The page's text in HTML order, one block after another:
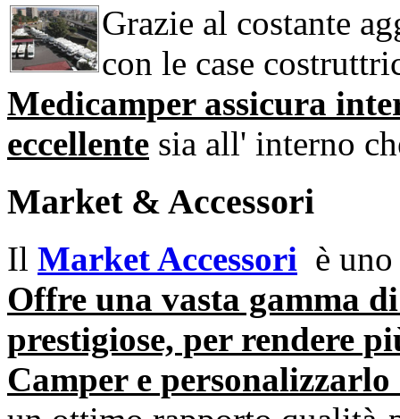
Grazie al costante
con le case
Medicamper assicura
eccellente sia all' interno
Market & Accessori
Il Market Accessori è
Offre una vasta gamma
prestigiose, per rendere
Camper e